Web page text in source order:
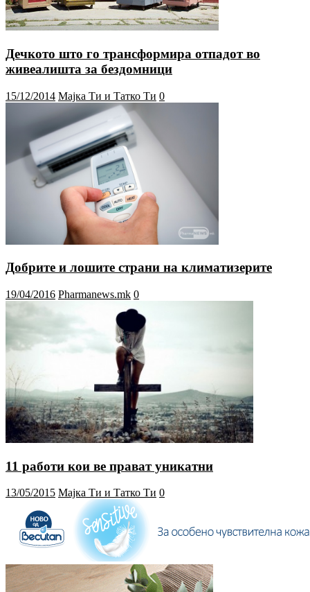
Дечкото што го трансформира отпадот во
живеалишта за бездомници
15/12/2014 Мајка Ти и Татко Ти 0
Добрите и лошите страни на климатизерите
19/04/2016 Pharmanews.mk 0
11 работи кои ве прават уникатни
13/05/2015 Мајка Ти и Татко Ти 0